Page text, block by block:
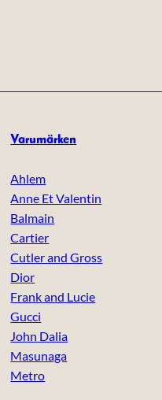
Varumärken
Ahlem
Anne Et Valentin
Balmain
Cartier
Cutler and Gross
Dior
Frank and Lucie
Gucci
John Dalia
Masunaga
Metro